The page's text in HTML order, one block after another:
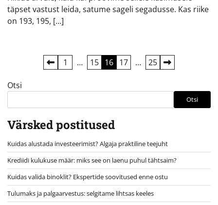
täpset vastust leida, satume sageli segadusse. Kas riike
on 193, 195, […]
Postituste
leheküljendus
1 … 15 16 17 … 25
Otsi
Otsi
Värsked postitused
Kuidas alustada investeerimist? Algaja praktiline teejuht
Krediidi kulukuse määr: miks see on laenu puhul tähtsaim?
Kuidas valida binoklit? Ekspertide soovitused enne ostu
Tulumaks ja palgaarvestus: selgitame lihtsas keeles